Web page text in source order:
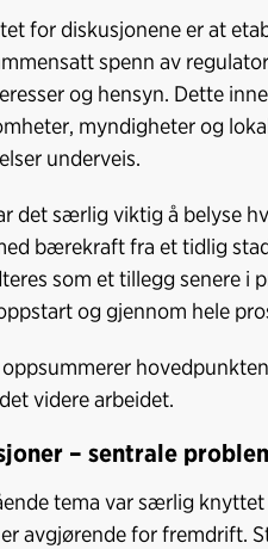
for diskusjonene er at
spenn av
og hensyn. Dette
myndigheter og
underveis.
det særlig viktig å belyse
bærekraft fra et tidlig
som et tillegg senere i
og gjennom hele
videre arbeidet.
– sentrale
tema var særlig
avgjørende for fremdrift.